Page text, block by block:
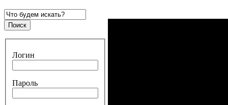
Логин
Пароль